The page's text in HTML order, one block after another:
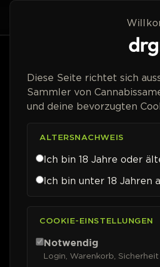
Zum Inhalt springen
Blütetyp
Genetik
THC-Gehalt
Diese Seite richtet sich
Sammler von
und deine bevorzugten
ALTERSNACHWEIS
Ich bin 18 Jahre oder
Ich bin unter 18 Jahren
COOKIE-EINSTELLUNGEN
Notwendig
Login, Warenkorb,